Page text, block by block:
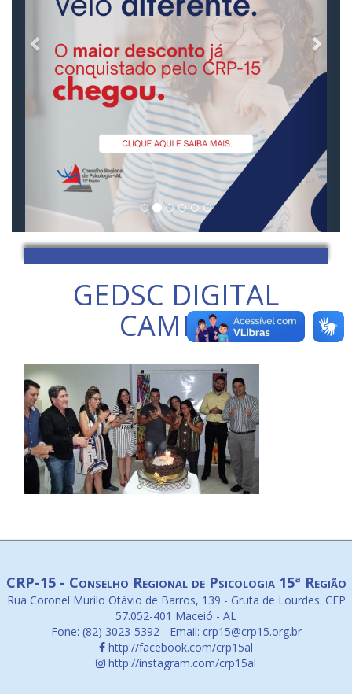
GEDSC DIGITAL
CAMERA
CRP-15 - Conselho Regional de Psicologia 15ª Região
Rua Coronel Murilo Otávio de Barros, 139 - Gruta de Lourdes. CEP
57.052-401 Maceió - AL
Fone: (82) 3023-5392 - Email: crp15@crp15.org.br
http://facebook.com/crp15al
http://instagram.com/crp15al